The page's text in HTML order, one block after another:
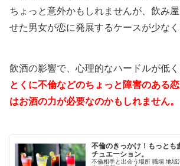
ちょっと意外かもしれませんが、飲み
せた男女が恋に発展するケースが少なく
飲酒の影響で、心理的なハードルが低く
とくに不倫などのちょっと障害のある
はお酒の力が必要なのかもしれません。
不倫のきっかけ！もっとも
チュエーション。
不倫相手と出会う場所 職場 地域